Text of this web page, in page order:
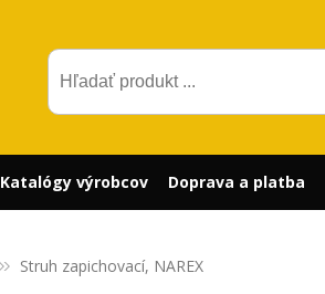
Struh zapichovací, NAREX
Katalógy výrobcov Doprava a platba